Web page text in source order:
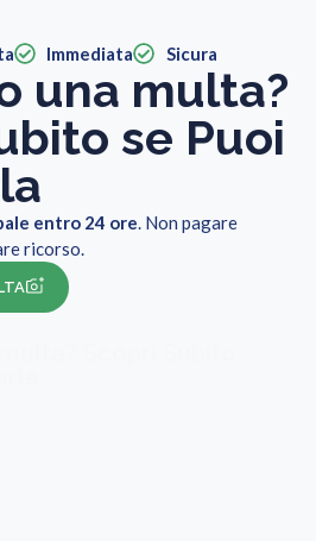
Immediata Sicura
una multa?
se Puoi
entro 24 ore. Non pagare
ricorso.